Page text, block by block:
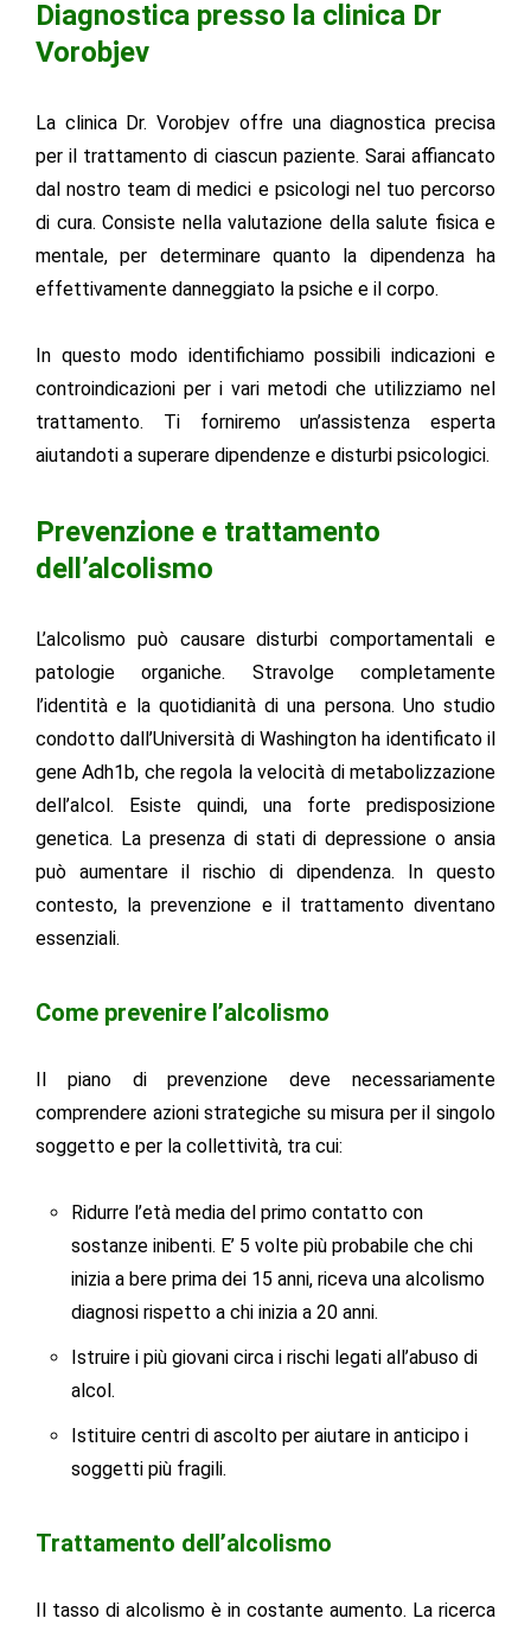
Diagnostica presso la clinica Dr
Vorobjev
La clinica Dr. Vorobjev offre una diagnostica precisa
per il trattamento di ciascun paziente. Sarai affiancato
dal nostro team di medici e psicologi nel tuo percorso
di cura. Consiste nella valutazione della salute fisica e
mentale, per determinare quanto la dipendenza ha
effettivamente danneggiato la psiche e il corpo.
In questo modo identifichiamo possibili indicazioni e
controindicazioni per i vari metodi che utilizziamo nel
trattamento. Ti forniremo un’assistenza esperta
aiutandoti a superare dipendenze e disturbi psicologici.
Prevenzione e trattamento
dell’alcolismo
L’alcolismo può causare disturbi comportamentali e
patologie organiche. Stravolge completamente
l’identità e la quotidianità di una persona. Uno studio
condotto dall’Università di Washington ha identificato il
gene Adh1b, che regola la velocità di metabolizzazione
dell’alcol. Esiste quindi, una forte predisposizione
genetica. La presenza di stati di depressione o ansia
può aumentare il rischio di dipendenza. In questo
contesto, la prevenzione e il trattamento diventano
essenziali.
Come prevenire l’alcolismo
Il piano di prevenzione deve necessariamente
comprendere azioni strategiche su misura per il singolo
soggetto e per la collettività, tra cui:
Ridurre l’età media del primo contatto con
sostanze inibenti. E’ 5 volte più probabile che chi
inizia a bere prima dei 15 anni, riceva una alcolismo
diagnosi rispetto a chi inizia a 20 anni.
Istruire i più giovani circa i rischi legati all’abuso di
alcol.
Istituire centri di ascolto per aiutare in anticipo i
soggetti più fragili.
Trattamento dell’alcolismo
Il tasso di alcolismo è in costante aumento. La ricerca